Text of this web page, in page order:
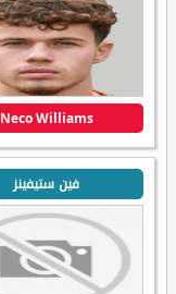
Neco Williams
فين ستيفينز